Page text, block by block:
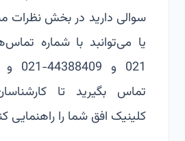
سوالی دارید در بخش نظرات
تماس بگیرید تا
کلینیک افق شما را راهنمایی